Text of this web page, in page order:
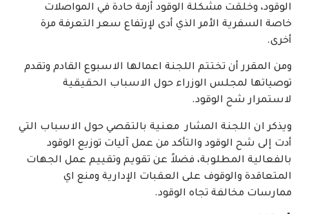
الوقود، وخلقت مشكلة الوقود أزمة حادة في المواصلات
خاصة السفرية الأمر الذي أدى لإرتفاع سعر التعرفة مرة
أخرى.
ومن المقرر أن تختتم اللجنة اعمالها الاسبوع القادم وتقدم
توصياتها لمجلس الوزراء حول الاسباب الحقيقية
لاستمرار شح الوقود.
ويذكر ان اللجنة المشار معنية بالتقصي حول الاسباب التي
أدت إلى شح الوقود والتأكد من عمل آليات توزيع الوقود
بالفعالية المطلوبة، فضلاً عن تقويم وتقييم عمل الجهات
المتعاقدة والوقوف على العقبات الإدارية ومنع اي
ممارسات مخالفة تجاه الوقود.